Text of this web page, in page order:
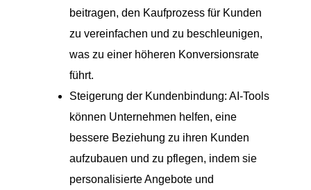
beitragen, den Kaufprozess für Kunden
zu vereinfachen und zu beschleunigen,
was zu einer höheren Konversionsrate
führt.
Steigerung der Kundenbindung: AI-Tools
können Unternehmen helfen, eine
bessere Beziehung zu ihren Kunden
aufzubauen und zu pflegen, indem sie
personalisierte Angebote und